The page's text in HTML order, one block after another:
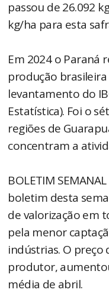
passou de 26.092
kg/ha para esta
Em 2024 o Paraná
produção
levantamento do
Estatística). Foi o
regiões de
concentram a
BOLETIM
boletim desta
de valorização em
pela menor
indústrias. O preço
produtor,
média de abril.